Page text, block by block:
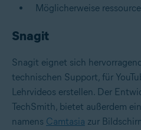
Möglicherweise
Snagit
Snagit eignet sich
technischen Support, für
Lehrvideos erstellen. Der
TechSmith, bietet außerdem
namens Camtasia zur